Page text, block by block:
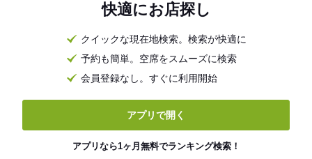
快適にお店探し
クイックな現在地検索。検索が快適に
予約も簡単。空席をスムーズに検索
会員登録なし。すぐに利用開始
アプリで開く
アプリなら1ヶ月無料でランキング検索！